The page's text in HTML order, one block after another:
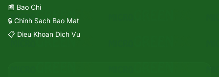
📰 Bao Chi
🔒 Chinh Sach Bao Mat
📋 Dieu Khoan Dich Vu